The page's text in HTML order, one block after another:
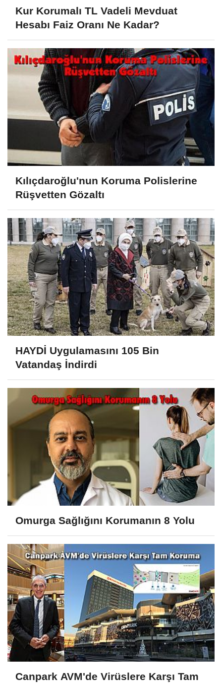
Kur Korumalı TL Vadeli Mevduat
Hesabı Faiz Oranı Ne Kadar?
Kılıçdaroğlu'nun Koruma Polislerine
Rüşvetten Gözaltı
HAYDİ Uygulamasını 105 Bin
Vatandaş İndirdi
Omurga Sağlığını Korumanın 8 Yolu
Canpark AVM'de Virüslere Karşı Tam